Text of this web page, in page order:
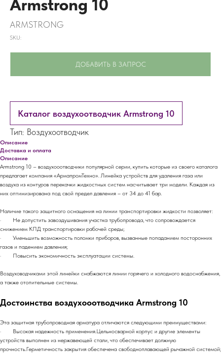
Armstrong 10
ARMSTRONG
SKU:
ДОБАВИТЬ В ЗАПРОС
Каталог воздухоотводчик Armstrong 10
Тип: Воздухоотводчик
Описание
Доставка и оплата
Описание
Armstrong 10 – воздухооотводчики популярной серии, купить которые из своего каталога
предлагает компания «АрмапромТехно». Линейка устройств для удаления газа или
воздуха из контуров перекачки жидкостных систем насчитывает три модели. Каждая из
них оптимизирована под свой предел давления – от 34 до 41 бар.
Наличие такого защитного оснащения на линии транспортировки жидкости позволяет:
· Не допустить завоздушивания участка трубопровода, что сопровождается
снижением КПД транспортировки рабочей среды;
· Уменьшить возможность поломки приборов, вызванные попаданием посторонних
газов и падением давления;
· Повысить экономичность эксплуатации системы.
Воздуховодчиками этой линейки снабжаются линии горячего и холодного водоснабжения,
а также отопительные системы.
Достоинства воздухооотводчика Armstrong 10
Эта защитная трубопроводная арматура отличаются следующими преимуществами:
· Высокая надежность применения.Цельносварной корпус и другие элементы
устройств выполнен из нержавеющей стали, что обеспечивает должную
прочность.Герметичность закрытия обеспечена свободноплавающей рычажной системой;